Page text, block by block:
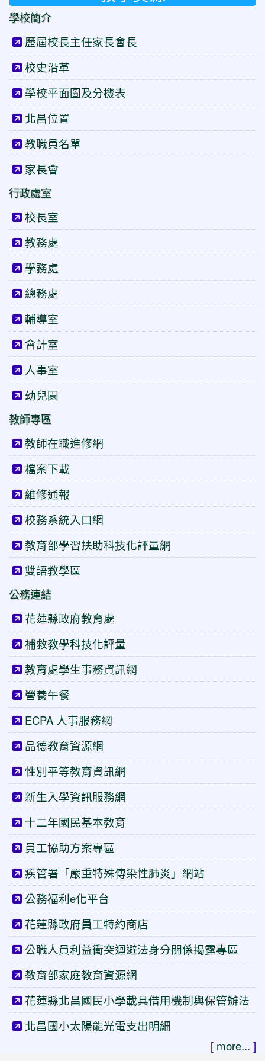
學校簡介
歷屆校長主任家長會長
校史沿革
學校平面圖及分機表
北昌位置
教職員名單
家長會
行政處室
校長室
教務處
學務處
總務處
輔導室
會計室
人事室
幼兒園
教師專區
教師在職進修網
檔案下載
維修通報
校務系統入口網
教育部學習扶助科技化評量網
雙語教學區
公務連結
花蓮縣政府教育處
補救教學科技化評量
教育處學生事務資訊網
營養午餐
ECPA 人事服務網
品德教育資源網
性別平等教育資訊網
新生入學資訊服務網
十二年國民基本教育
員工協助方案專區
疾管署「嚴重特殊傳染性肺炎」網站
公務福利e化平台
花蓮縣政府員工特約商店
公職人員利益衝突迴避法身分關係揭露專區
教育部家庭教育資源網
花蓮縣北昌國民小學載具借用機制與保管辦法
北昌國小太陽能光電支出明細
[ more... ]